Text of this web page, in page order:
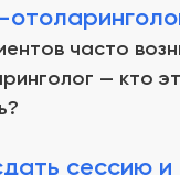
часто
— кто
сессию и